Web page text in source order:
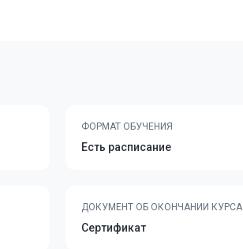
ФОРМАТ ОБУЧЕНИЯ
Есть расписание
ДОКУМЕНТ ОБ ОКОНЧАНИИ КУРСА
Сертификат